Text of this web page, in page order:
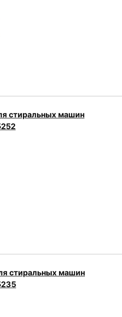
стиральных машин
стиральных машин